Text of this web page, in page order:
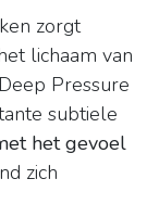
zorgt
lichaam van
Pressure
subtiele
het gevoel
zich